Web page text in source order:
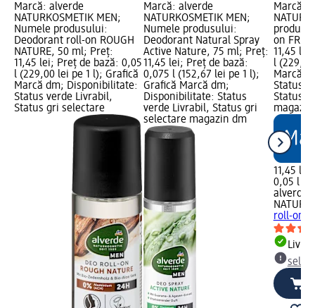
Marcă: alverde
NATURKOSMETIK MEN;
Numele produsului:
Deodorant roll-on ROUGH
NATURE, 50 ml; Preț:
11,45 lei; Preț de bază: 0,05
l (229,00 lei pe 1 l); Grafică
Marcă dm; Disponibilitate:
Status verde Livrabil,
Status gri selectare
Marcă: alverde
NATURKOSMETIK MEN;
Numele produsului:
Deodorant Natural Spray
Active Nature, 75 ml; Preț:
11,45 lei; Preț de bază:
0,075 l (152,67 lei pe 1 l);
Grafică Marcă dm;
Disponibilitate: Status
verde Livrabil, Status gri
selectare magazin dm
Marcă:
on
11,45
l
Marcă
Status
Status
11,45 lei
0,05 l
alverde
roll-on